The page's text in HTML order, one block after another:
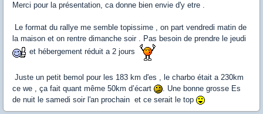
Merci pour la présentation, ca donne bien envie d'y etre .
Le format du rallye me semble topissime , on part vendredi matin de
la maison et on rentre dimanche soir . Pas besoin de prendre le jeudi
et hébergement réduit a 2 jours
Juste un petit bemol pour les 183 km d'es , le charbo était a 230km
ce we , ça fait quant même 50km d’écart
. Une bonne grosse Es
de nuit le samedi soir l'an prochain et ce serait le top